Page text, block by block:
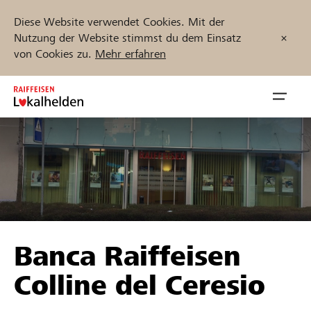
Diese Website verwendet Cookies. Mit der
Nutzung der Website stimmst du dem Einsatz
von Cookies zu. Mehr erfahren
Zum
Inhalt
springen
öffnen
Unterstützen
Hilfe & Support
Projekte und Organisationen finden
Jetzt starten
Banca Raiffeisen
Colline del Ceresio